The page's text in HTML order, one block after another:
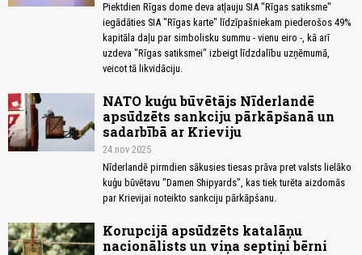
Piektdien Rīgas dome deva atļauju SIA "Rīgas satiksme"
iegādāties SIA "Rīgas karte" līdzīpašniekam piederošos 49%
kapitāla daļu par simbolisku summu - vienu eiro -, kā arī
uzdeva "Rīgas satiksmei" izbeigt līdzdalību uzņēmumā,
veicot tā likvidāciju.
NATO kuģu būvētājs Nīderlandē
apsūdzēts sankciju pārkāpšanā un
sadarbībā ar Krieviju
24.nov 2025
Nīderlandē pirmdien sākusies tiesas prāva pret valsts lielāko
kuģu būvētavu "Damen Shipyards", kas tiek turēta aizdomās
par Krievijai noteikto sankciju pārkāpšanu.
Korupcijā apsūdzēts katalāņu
nacionālists un viņa septiņi bērni